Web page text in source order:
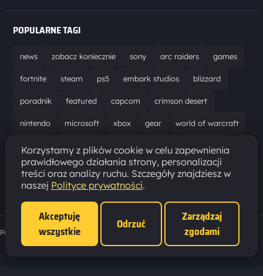
POPULARNE TAGI
news zobacz koniecznie sony arc raiders games
fortnite steam ps5 embark studios blizzard
poradnik featured capcom crimson desert
nintendo microsoft xbox gear world of warcraft
solucja marathon ubisoft bungie recenzja
resident evil requiem gaming aktualizacja pc
epic games hytale
Polityka prywatności ·
Korzystamy z plików cookie w celu zapewnienia
prawidłowego działania strony, personalizacji
treści oraz analizy ruchu. Szczegóły znajdziesz w
naszej Polityce prywatności.
Akceptuję
wszystkie
Odrzuć
Zarządzaj
zgodami